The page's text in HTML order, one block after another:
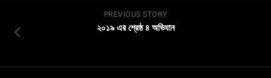
PREVIOUS STORY
২০১৯ এর শ্রেষ্ঠ ৪ অভিযান